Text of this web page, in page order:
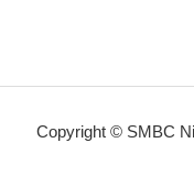
Copyright © SMBC